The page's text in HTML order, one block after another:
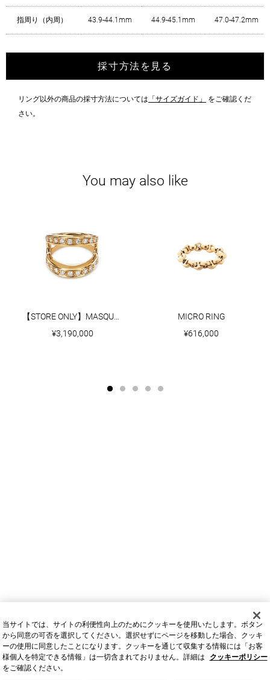
指周り（内周） 43.9-44.1mm 44.9-45.1mm 47.0-47.2mm
採寸方法を見る
リング以外の商品の採寸方法については 「サイズガイド」
をご確認くだ
さい。
You may also like
¥3,190,000
MICRO RING
¥616,000
当サイトでは、サイトの利便性向上のためにクッキーを使用いたします。ボタン
から同意の可否を選択してください。選択せずにページを移動した場合、クッキ
ーの使用に同意したことになります。クッキーを通じて収集する情報には「お客
様個人を特定できる情報」は一切含まれておりません。詳細は
クッキーポリシー
をご確認ください。